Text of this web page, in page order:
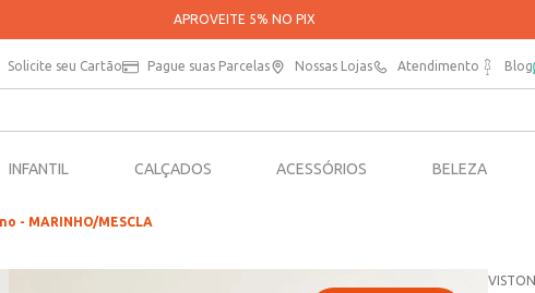
APROVEITE 5% NO PIX
Solicite seu Cartão Pague suas Parcelas Nossas Lojas Atendimento Blog
INFANTIL CALÇADOS ACESSÓRIOS BELEZA
- MARINHO/MESCLA
VISTON